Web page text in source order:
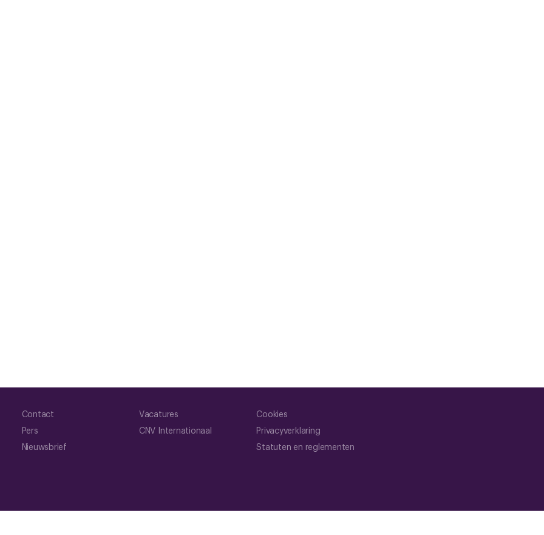
Contact
Pers
Nieuwsbrief
Vacatures
CNV Internationaal
Cookies
Privacyverklaring
Statuten en reglementen